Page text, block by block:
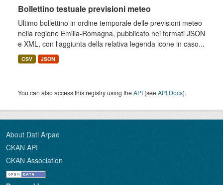
Bollettino testuale previsioni meteo
Ultimo bollettino in ordine temporale delle previsioni meteo
nella regione Emilia-Romagna, pubblicato nei formati JSON
e XML, con l'aggiunta della relativa legenda icone in caso...
CSV JSON
You can also access this registry using theAPI (seeAPI Docs).
About Dati Arpae
CKAN API
CKAN Association